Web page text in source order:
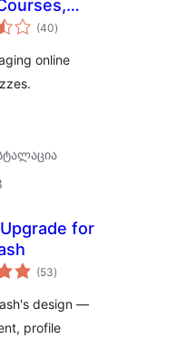
& Learning
(40საერთო
რეიტინგი
)
online
for
(53საერთო
რეიტინგი
)
design —
profile